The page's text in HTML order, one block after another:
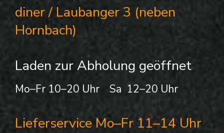
diner / Laubanger 3 (neben
Hornbach)
Laden zur Abholung geöffnet
Mo–Fr 10–20 Uhr Sa 12–20 Uhr
Lieferservice Mo–Fr 11–14 Uhr